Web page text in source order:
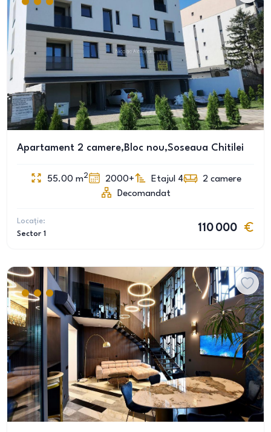
Apartament 2 camere,Bloc nou,Soseaua Chitilei
55.00 m2 2000+ Etajul 4 2 camere
Decomandat
Locație:
Sector 1
110 000